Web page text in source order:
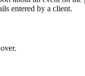
entered by a client.